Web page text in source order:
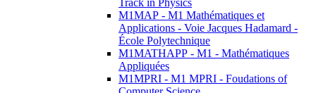
Track in Physics
M1MAP - M1 Mathématiques et
Applications - Voie Jacques Hadamard -
École Polytechnique
M1MATHAPP - M1 - Mathématiques
Appliquées
M1MPRI - M1 MPRI - Foudations of